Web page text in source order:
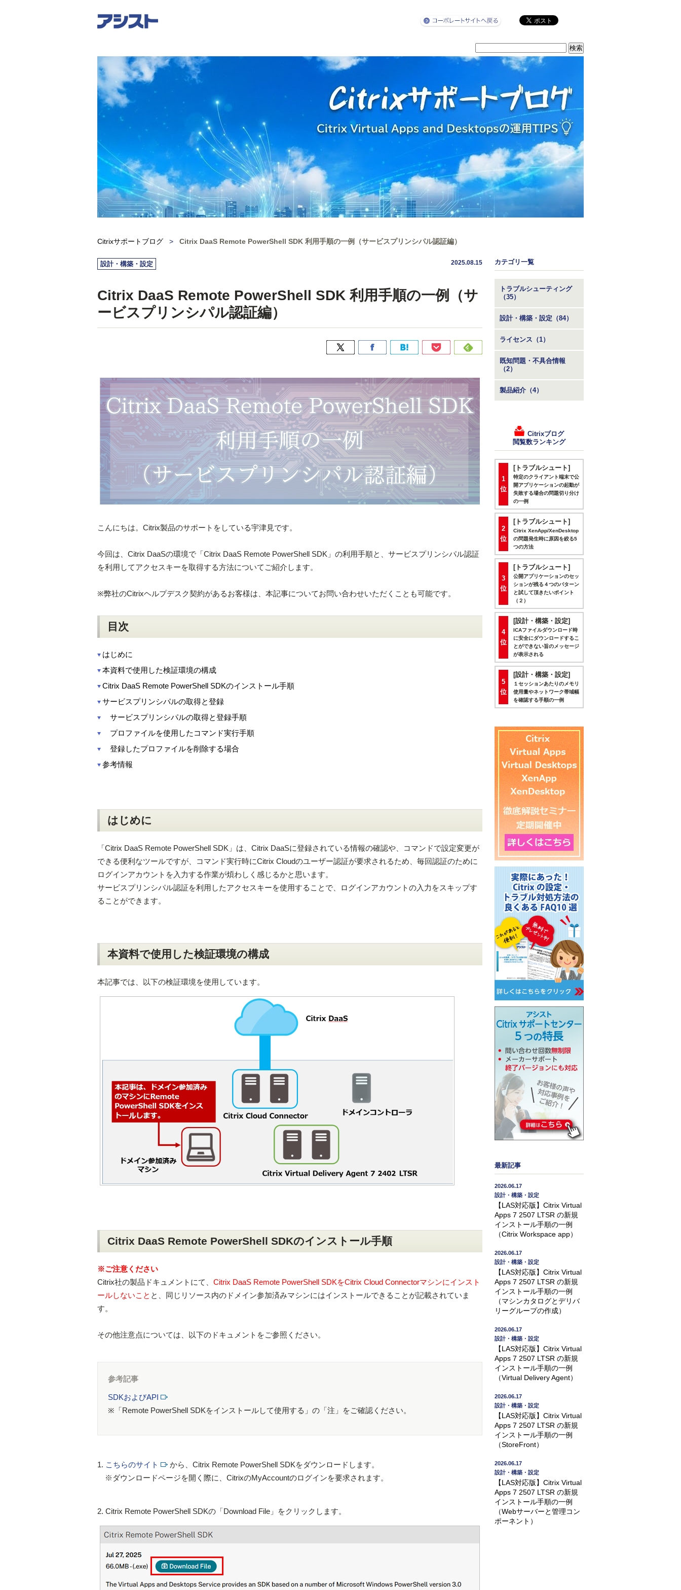
Citrixサポートブログ > Citrix DaaS Remote PowerShell SDK 利用手順の一例（サービスプリンシパル認証編）
設計・構築・設定 2025.08.15
Citrix DaaS Remote PowerShell SDK 利用手順の一例（サ
ービスプリンシパル認証編）
こんにちは。Citrix製品のサポートをしている宇津見です。
今回は、Citrix DaaSの環境で「Citrix DaaS Remote PowerShell SDK」の利用手順と、サービスプリンシパル認証
を利用してアクセスキーを取得する方法についてご紹介します。
※弊社のCitrixヘルプデスク契約があるお客様は、本記事についてお問い合わせいただくことも可能です。
目次
はじめに
本資料で使用した検証環境の構成
Citrix DaaS Remote PowerShell SDKのインストール手順
サービスプリンシパルの取得と登録
サービスプリンシパルの取得と登録手順
プロファイルを使用したコマンド実行手順
登録したプロファイルを削除する場合
参考情報
はじめに
「Citrix DaaS Remote PowerShell SDK」は、Citrix DaaSに登録されている情報の確認や、コマンドで設定変更が
できる便利なツールですが、コマンド実行時にCitrix Cloudのユーザー認証が要求されるため、毎回認証のために
ログインアカウントを入力する作業が煩わしく感じるかと思います。
サービスプリンシパル認証を利用したアクセスキーを使用することで、ログインアカウントの入力をスキップす
ることができます。
本資料で使用した検証環境の構成
本記事では、以下の検証環境を使用しています。
Citrix DaaS Remote PowerShell SDKのインストール手順
※ご注意ください
Citrix社の製品ドキュメントにて、 Citrix DaaS Remote PowerShell SDKをCitrix Cloud Connectorマシンにインスト
ールしないこと と、同じリソース内のドメイン参加済みマシンにはインストールできることが記載されていま
す。
その他注意点については、以下のドキュメントをご参照ください。
参考記事
SDKおよびAPI
※「Remote PowerShell SDKをインストールして使用する」の「注」をご確認ください。
1. こちらのサイト
から、Citrix Remote PowerShell SDKをダウンロードします。
※ダウンロードページを開く際に、CitrixのMyAccountのログインを要求されます。
2. Citrix Remote PowerShell SDKの「Download File」をクリックします。
カテゴリ一覧
トラブルシューティング
（35）
設計・構築・設定（84）
ライセンス（1）
既知問題・不具合情報
（2）
製品紹介（4）
Citrixブログ
閲覧数ランキング
1
位
[トラブルシュート]
特定のクライアント端末で公
開アプリケーションの起動が
失敗する場合の問題切り分け
の一例
2
位
[トラブルシュート]
Citrix XenApp/XenDesktop
の問題発生時に原因を絞る5
つの方法
3
位
[トラブルシュート]
公開アプリケーションのセッ
ションが残る４つのパターン
と試して頂きたいポイント
（２）
4
位
[設計・構築・設定]
ICAファイルダウンロード時
に安全にダウンロードするこ
とができない旨のメッセージ
が表示される
5
位
[設計・構築・設定]
１セッションあたりのメモリ
使用量やネットワーク帯域幅
を確認する手順の一例
最新記事
2026.06.17
設計・構築・設定
【LAS対応版】Citrix Virtual
Apps 7 2507 LTSR の新規
インストール手順の一例
（Citrix Workspace app）
2026.06.17
設計・構築・設定
【LAS対応版】Citrix Virtual
Apps 7 2507 LTSR の新規
インストール手順の一例
（マシンカタログとデリバ
リーグループの作成）
2026.06.17
設計・構築・設定
【LAS対応版】Citrix Virtual
Apps 7 2507 LTSR の新規
インストール手順の一例
（Virtual Delivery Agent）
2026.06.17
設計・構築・設定
【LAS対応版】Citrix Virtual
Apps 7 2507 LTSR の新規
インストール手順の一例
（StoreFront）
2026.06.17
設計・構築・設定
【LAS対応版】Citrix Virtual
Apps 7 2507 LTSR の新規
インストール手順の一例
（Webサーバーと管理コン
ポーネント）